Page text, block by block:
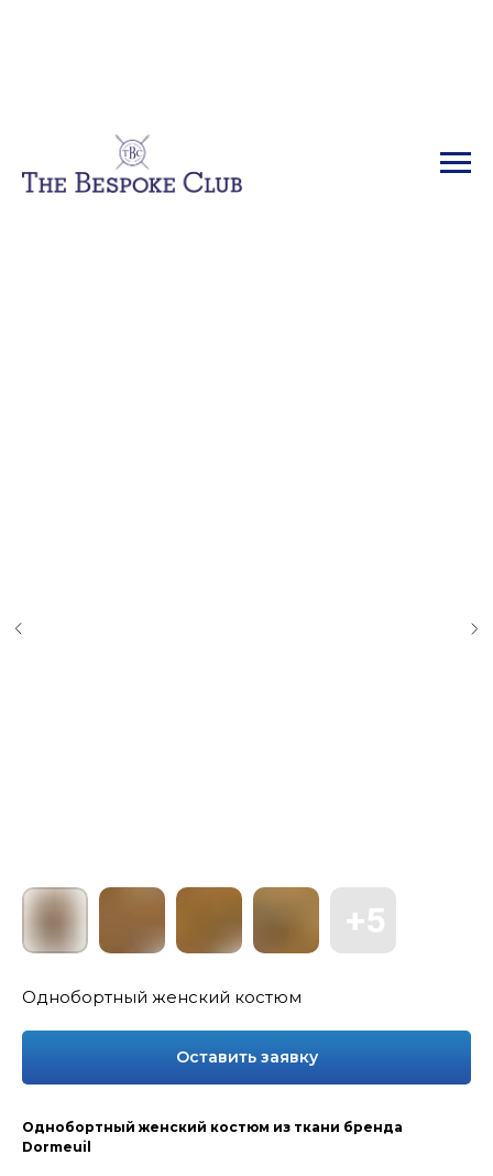
Однобортный женский костюм
Оставить заявку
Однобортный женский костюм из ткани бренда
Dormeuil